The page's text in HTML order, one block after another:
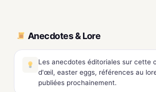
Anecdotes & Lore
Les anecdotes éditoriales sur cette
d'œil, easter eggs, références au
publiées prochainement.